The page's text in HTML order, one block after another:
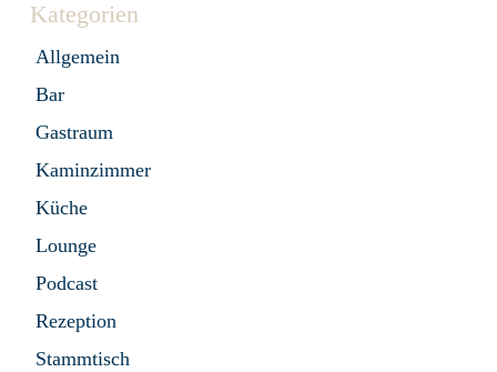
Kategorien
Allgemein
Bar
Gastraum
Kaminzimmer
Küche
Lounge
Podcast
Rezeption
Stammtisch